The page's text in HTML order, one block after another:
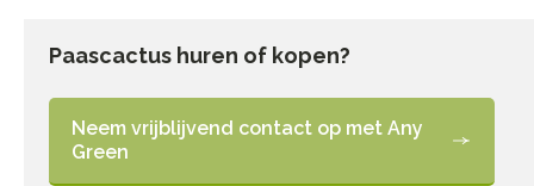
Paascactus huren of kopen?
Neem vrijblijvend contact op met Any
Green